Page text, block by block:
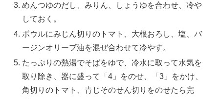
めんつゆのだし、みりん、しょうゆを合わせ、冷や
しておく。
ボウルにみじん切りのトマト、大根おろし、塩、バ
ージンオリーブ油を混ぜ合わせて冷やす。
たっぷりの熱湯でそばをゆで、冷水に取って水気を
取り除き、器に盛って「4」をのせ、「3」をかけ、
角切りのトマト、青じそのせん切りをのせたら完